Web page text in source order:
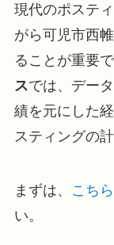
現代のポステ
がら可児市西
ることが重要で
スでは、デー
績を元にした
スティングの
まずは、 こち
い。